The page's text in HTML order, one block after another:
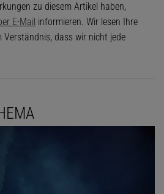
zu diesem Artikel haben,
E-Mail informieren. Wir lesen Ihre
dass wir nicht jede